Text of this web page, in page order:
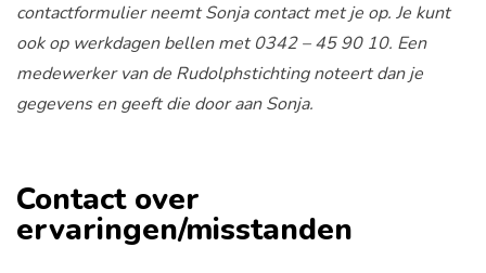
contactformulier neemt Sonja contact met je op. Je kunt
ook op werkdagen bellen met 0342 – 45 90 10. Een
medewerker van de Rudolphstichting noteert dan je
gegevens en geeft die door aan Sonja.
Contact over
ervaringen/misstanden